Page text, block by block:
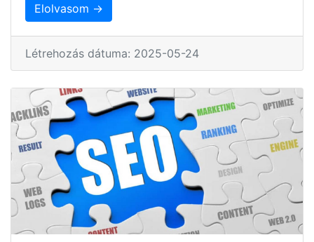
Elolvasom →
Létrehozás dátuma: 2025-05-24